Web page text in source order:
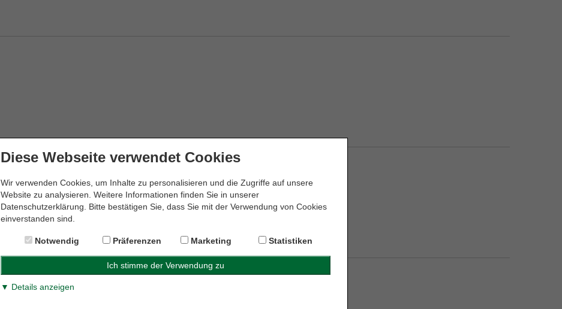
Diese Webseite verwendet Cookies
Wir verwenden Cookies, um Inhalte zu personalisieren und die Zugriffe auf unsere
Website zu analysieren. Weitere Informationen finden Sie in unserer
Datenschutzerklärung. Bitte bestätigen Sie, dass Sie mit der Verwendung von Cookies
einverstanden sind.
Notwendig Präferenzen Marketing Statistiken
▼ Details anzeigen